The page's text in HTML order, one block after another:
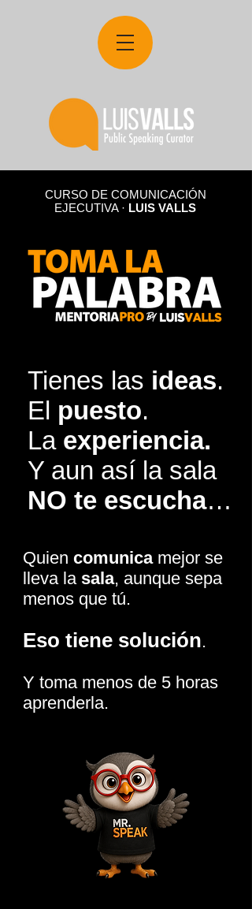
CURSO DE COMUNICACIÓN
EJECUTIVA · LUIS VALLS
Tienes las ideas.
El puesto.
La experiencia.
Y aun así la sala
NO te escucha…
Quien comunicamejor se
lleva la sala, aunque sepa
menos que tú.
Eso tiene solución.
Y toma menos de 5 horas
aprenderla.